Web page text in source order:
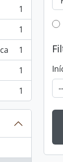
1
1
1
1
1